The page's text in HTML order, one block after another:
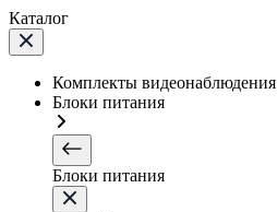
Каталог
Комплекты видеонаблюдения
Блоки питания
Блоки питания